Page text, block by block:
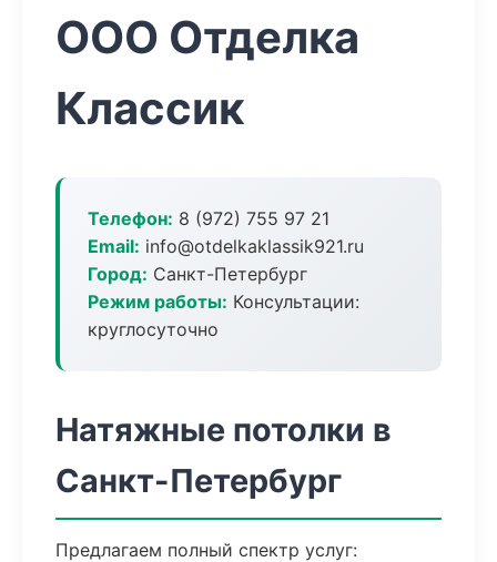
ООО Отделка
Классик
Телефон: 8 (972) 755 97 21
Email: info@otdelkaklassik921.ru
Город: Санкт-Петербург
Режим работы: Консультации:
круглосуточно
Натяжные потолки в
Санкт-Петербург
Предлагаем полный спектр услуг: